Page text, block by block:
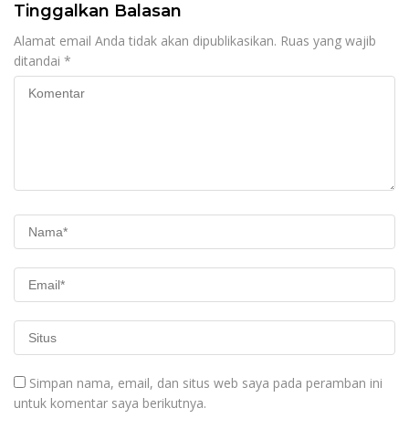
Tinggalkan Balasan
Alamat email Anda tidak akan dipublikasikan. Ruas yang wajib
ditandai *
Simpan nama, email, dan situs web saya pada peramban ini
untuk komentar saya berikutnya.